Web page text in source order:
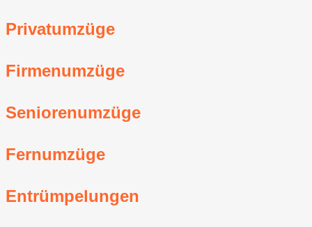
Privatumzüge
Firmenumzüge
Seniorenumzüge
Fernumzüge
Entrümpelungen